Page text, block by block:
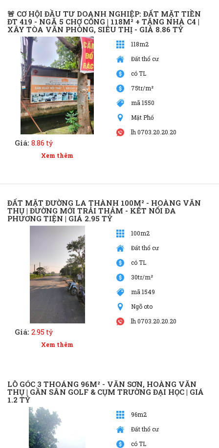
🚨 CƠ HỘI ĐẦU TƯ DOANH NGHIỆP: ĐẤT MẶT TIỀN
ĐT 419 - NGÃ 5 CHỢ CỐNG | 118M² + TẶNG NHÀ C4 |
XÂY TÒA VĂN PHÒNG, SIÊU THỊ - GIÁ 8.86 TỶ
Giá: 8.86 tỷ
Xem thêm
118m2
Đất thổ cư
có TL
75tr/m²
mã 1550
Mặt Phố
lh 0703.20.20.20
ĐẤT MẶT ĐƯỜNG LA THÀNH 100M² - HOÀNG VĂN
THỤ | ĐƯỜNG MỚI TRẢI THẢM - KẾT NỐI ĐA
PHƯƠNG TIỆN | GIÁ 2.95 TỶ
Giá: 2.95 tỷ
Xem thêm
100m2
Đất thổ cư
có TL
30tr/m²
mã 1549
Ngõ oto
lh 0703.20.20.20
LÔ GÓC 3 THOÁNG 96M² - VĂN SƠN, HOÀNG VĂN
THỤ | GẦN SÂN GOLF & CỤM TRƯỜNG ĐẠI HỌC | GIÁ
1.2 TỶ
96m2
Đất thổ cư
có TL